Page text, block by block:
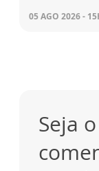
05 AGO 2026 -
Seja